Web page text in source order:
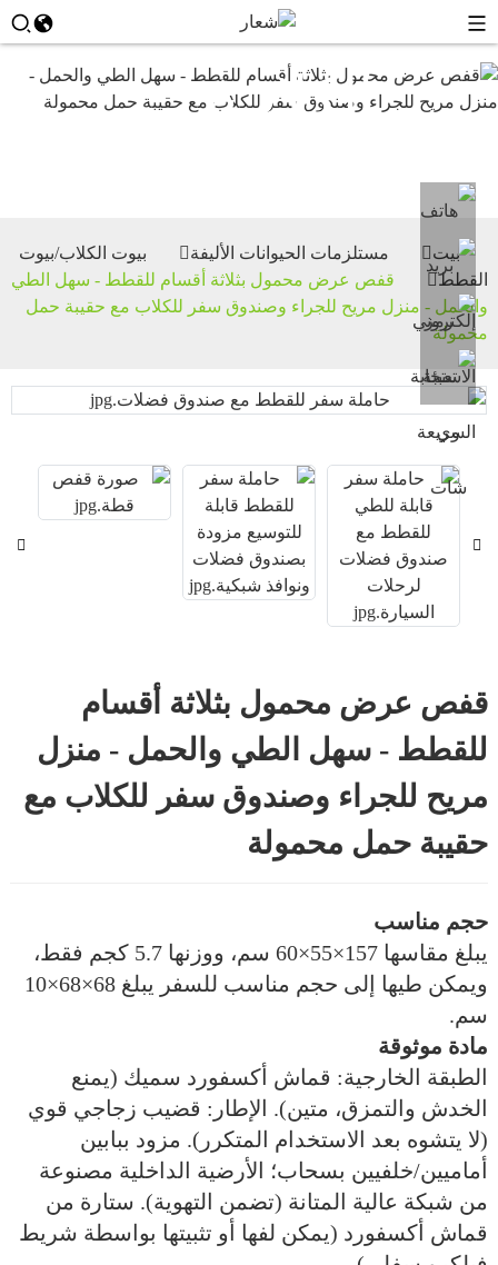
بيوت
الكلاب/
القطط
بيت مستلزمات الحيوانات الأليفة
بيوت الكلاب/بيوت
القطط
قفص عرض محمول بثلاثة أقسام للقطط - سهل الطي
والحمل - منزل مريح للجراء وصندوق سفر للكلاب مع حقيبة حمل
محمولة
قفص عرض محمول بثلاثة أقسام
للقطط - سهل الطي والحمل - منزل
مريح للجراء وصندوق سفر للكلاب مع
حقيبة حمل محمولة
حجم مناسب
يبلغ مقاسها 157×55×60 سم، ووزنها 5.7 كجم فقط،
ويمكن طيها إلى حجم مناسب للسفر يبلغ 68×68×10
سم.
مادة موثوقة
الطبقة الخارجية: قماش أكسفورد سميك (يمنع
الخدش والتمزق، متين). الإطار: قضيب زجاجي قوي
(لا يتشوه بعد الاستخدام المتكرر). مزود ببابين
أماميين/خلفيين بسحاب؛ الأرضية الداخلية مصنوعة
من شبكة عالية المتانة (تضمن التهوية). ستارة من
قماش أكسفورد (يمكن لفها أو تثبيتها بواسطة شريط